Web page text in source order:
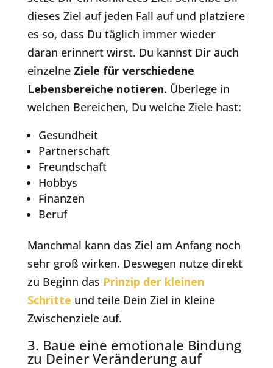
dieses Ziel auf jeden Fall auf und platziere
es so, dass Du täglich immer wieder
daran erinnert wirst. Du kannst Dir auch
einzelne Ziele für verschiedene
Lebensbereiche notieren. Überlege in
welchen Bereichen, Du welche Ziele hast:
Gesundheit
Partnerschaft
Freundschaft
Hobbys
Finanzen
Beruf
Manchmal kann das Ziel am Anfang noch
sehr groß wirken. Deswegen nutze direkt
zu Beginn das Prinzip der kleinen
Schritte und teile Dein Ziel in kleine
Zwischenziele auf.
3. Baue eine emotionale Bindung
zu Deiner Veränderung auf